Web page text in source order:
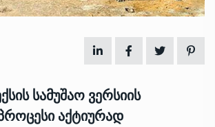
სამუშაო ვერსიის
აქტიურად